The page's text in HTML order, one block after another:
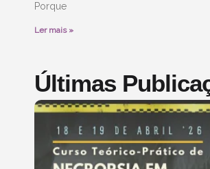
Porque
Ler mais »
Últimas